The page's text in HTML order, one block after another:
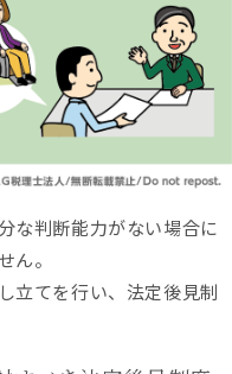
な判断能力がない場合に
ん。
立てを行い、法定後見制